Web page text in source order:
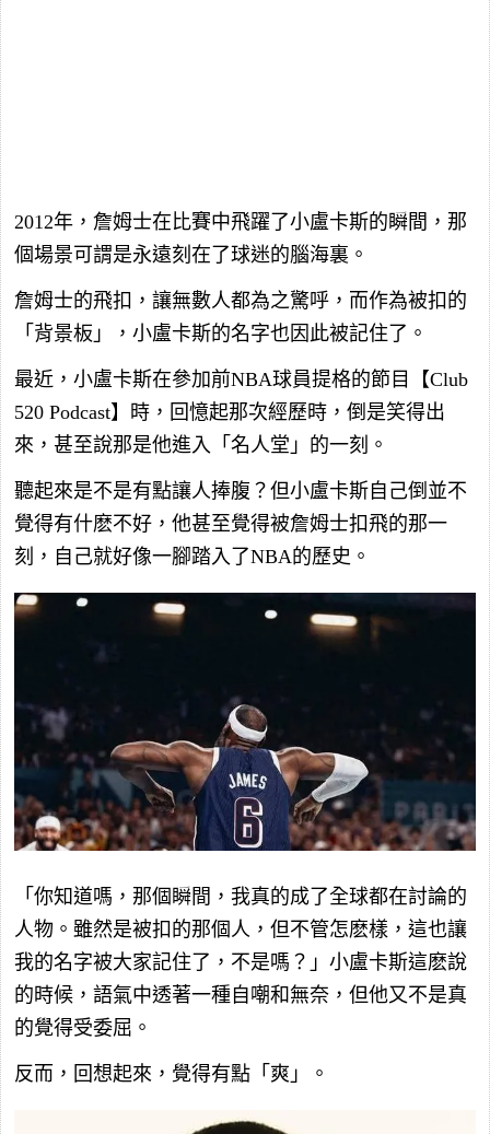
2012年，詹姆士在比賽中飛躍了小盧卡斯的瞬間，那
個場景可謂是永遠刻在了球迷的腦海裏。
詹姆士的飛扣，讓無數人都為之驚呼，而作為被扣的
「背景板」，小盧卡斯的名字也因此被記住了。
最近，小盧卡斯在參加前NBA球員提格的節目【Club
520 Podcast】時，回憶起那次經歷時，倒是笑得出
來，甚至說那是他進入「名人堂」的一刻。
聽起來是不是有點讓人捧腹？但小盧卡斯自己倒並不
覺得有什麽不好，他甚至覺得被詹姆士扣飛的那一
刻，自己就好像一腳踏入了NBA的歷史。
「你知道嗎，那個瞬間，我真的成了全球都在討論的
人物。雖然是被扣的那個人，但不管怎麽樣，這也讓
我的名字被大家記住了，不是嗎？」小盧卡斯這麽說
的時候，語氣中透著一種自嘲和無奈，但他又不是真
的覺得受委屈。
反而，回想起來，覺得有點「爽」。